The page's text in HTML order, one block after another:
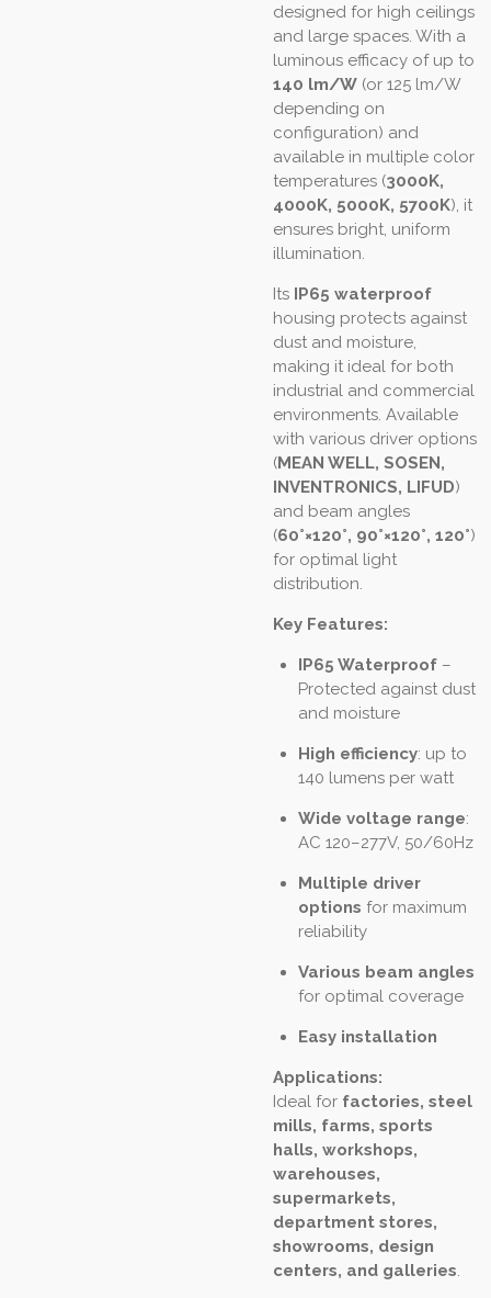
designed for high ceilings
and large spaces. With a
luminous efficacy of up to
140 lm/W (or 125 lm/W
depending on
configuration) and
available in multiple color
temperatures (3000K,
4000K, 5000K, 5700K), it
ensures bright, uniform
illumination.
Its IP65 waterproof
housing protects against
dust and moisture,
making it ideal for both
industrial and commercial
environments. Available
with various driver options
(MEAN WELL, SOSEN,
INVENTRONICS, LIFUD)
and beam angles
(60°×120°, 90°×120°, 120°)
for optimal light
distribution.
Key Features:
IP65 Waterproof–
Protected against dust
and moisture
High efficiency: up to
140 lumens per watt
Wide voltage range:
AC 120–277V, 50/60Hz
Multiple driver
options for maximum
reliability
Various beam angles
for optimal coverage
Easy installation
Applications:
Ideal for factories, steel
mills, farms, sports
halls, workshops,
warehouses,
supermarkets,
department stores,
showrooms, design
centers, and galleries.